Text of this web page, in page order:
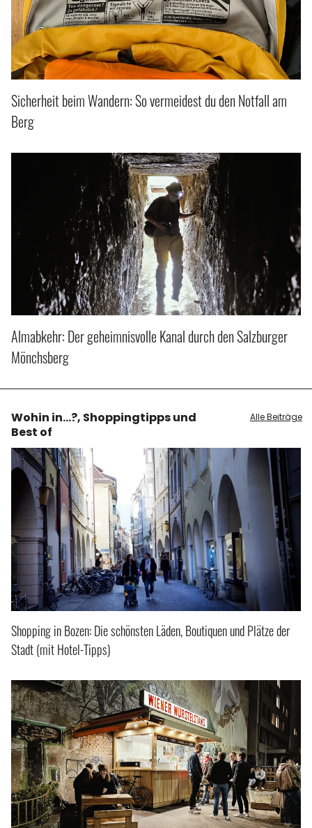
Sicherheit beim Wandern: So vermeidest du den Notfall am
Berg
Almabkehr: Der geheimnisvolle Kanal durch den Salzburger
Mönchsberg
Wohin in...?, Shoppingtipps und
Best of
Alle Beiträge
Shopping in Bozen: Die schönsten Läden, Boutiquen und Plätze der
Stadt (mit Hotel-Tipps)